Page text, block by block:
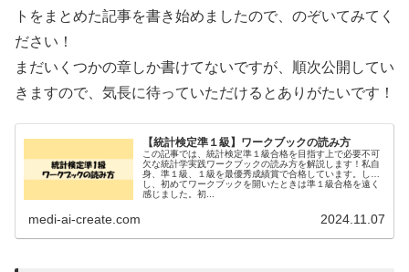
トをまとめた記事を書き始めましたので、のぞいてみてく
ださい！
まだいくつかの章しか書けてないですが、順次公開してい
きますので、気長に待っていただけるとありがたいです！
【統計検定準１級】ワークブックの読み方
この記事では、統計検定準１級合格を目指す上で必要不可
欠な統計学実践ワークブックの読み方を解説します！私自
身、準１級、１級を最優秀成績賞で合格しています。しか
し、初めてワークブックを開いたときは準１級合格を遠く
感じました。初...
medi-ai-create.com 2024.11.07